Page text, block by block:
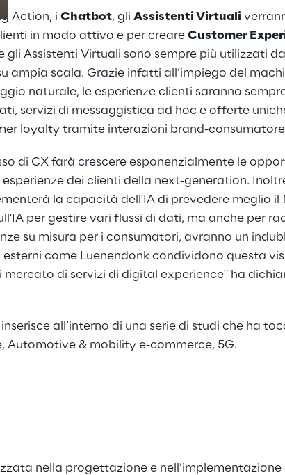
Action, iChatbot, gliAssistenti Virtuali
in modo attivo e per creareCustomer
gli Assistenti Virtuali sono sempre più utilizzati
ampia scala. Grazie infatti all’impiego del
naturale, le esperienze clienti saranno
servizi di messaggistica ad hoc e offerte
loyalty tramite interazioni brand-
di CX farà crescere esponenzialmente le
dei clienti della next-generation.
la capacità dell'IA di prevedere meglio il
per gestire vari flussi di dati, ma anche per
su misura per i consumatori, avranno un
come Luenendonk condividono questa
mercato di servizi di digital experience" ha
inserisce all’interno di una serie di studi che ha
,Automotive & mobility e-commerce, 5G.
nella progettazione e